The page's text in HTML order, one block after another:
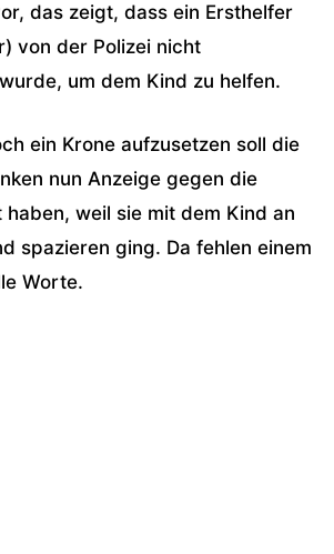
das zeigt, dass ein Ersthelfer
von der Polizei nicht
um dem Kind zu helfen.
ein Krone aufzusetzen soll die
nun Anzeige gegen die
weil sie mit dem Kind an
spazieren ging. Da fehlen einem
Worte.